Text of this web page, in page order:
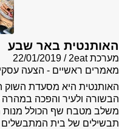
האותנטית באר שבע
מערכת 2eat
22/01/2019
מאמרים ראשיים - הצעה
האותנטית היא מסעדת
הבשורה ולעיר והפכה
משלב מטבח שף הכולל
תבשילים של בית המתבשלים